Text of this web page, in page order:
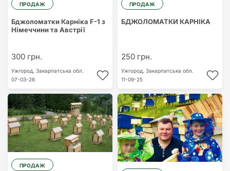
ПРОДАЖ
Бджоломатки Карніка F-1 з
Німеччини та Австрії
300 грн.
Ужгород, Закарпатська обл.
07-03-26
ПРОДАЖ
БДЖОЛОМАТКИ КАРНІКА
250 грн.
Ужгород, Закарпатська обл.
11-09-25
ПРОДАЖ